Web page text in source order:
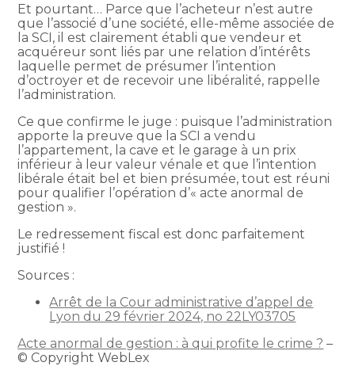
Et pourtant… Parce que l’acheteur n’est autre
que l’associé d’une société, elle-même associée de
la SCI, il est clairement établi que vendeur et
acquéreur sont liés par une relation d’intérêts
laquelle permet de présumer l’intention
d’octroyer et de recevoir une libéralité, rappelle
l’administration.
Ce que confirme le juge : puisque l’administration
apporte la preuve que la SCI a vendu
l’appartement, la cave et le garage à un prix
inférieur à leur valeur vénale et que l’intention
libérale était bel et bien présumée, tout est réuni
pour qualifier l’opération d’« acte anormal de
gestion ».
Le redressement fiscal est donc parfaitement
justifié !
Sources :
Arrêt de la Cour administrative d’appel de
Lyon du 29 février 2024, no 22LY03705
Acte anormal de gestion : à qui profite le crime ? –
© Copyright WebLex